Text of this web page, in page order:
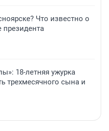
Что известно о
18-летняя ужурка
трехмесячного сына и